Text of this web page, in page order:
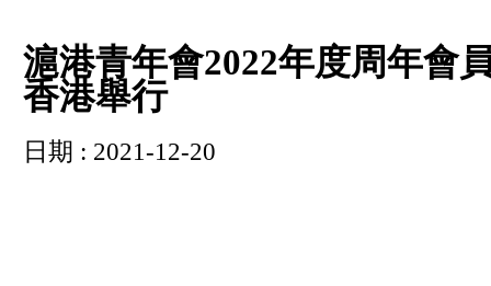
滬港青年會2022年度周年會
香港舉行
日期 : 2021-12-20